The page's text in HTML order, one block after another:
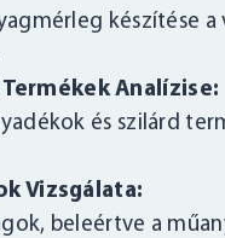
készítése
Analízise:
és szilárd
Vizsgálata:
beleértve a